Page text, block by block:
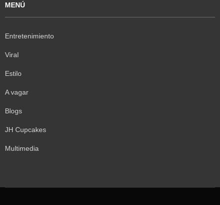
MENÚ
Entretenimiento
Viral
Estilo
A vagar
Blogs
JH Cupcakes
Multimedia